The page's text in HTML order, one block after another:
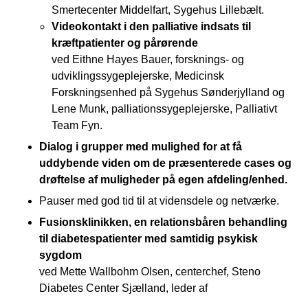
Smertecenter Middelfart, Sygehus Lillebælt.
Videokontakt i den palliative indsats til
kræftpatienter og pårørende
ved Eithne Hayes Bauer, forsknings- og
udviklingssygeplejerske, Medicinsk
Forskningsenhed på Sygehus Sønderjylland og
Lene Munk, palliationssygeplejerske, Palliativt
Team Fyn.
Dialog i grupper med mulighed for at få
uddybende viden om de præsenterede cases og
drøftelse af muligheder på egen afdeling/enhed.
Pauser med god tid til at vidensdele og netværke.
Fusionsklinikken, en relationsbåren behandling
til diabetespatienter med samtidig psykisk
sygdom
ved Mette Wallbohm Olsen, centerchef, Steno
Diabetes Center Sjælland, leder af